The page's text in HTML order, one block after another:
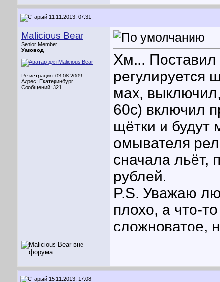
11.11.2013, 07:31
Malicious Bear
Senior Member
Уазовод
Регистрация: 03.08.2009
Адрес: Екатеринбург
Сообщений: 321
Хм... Поставил
регулируется
мах,
60с) включил
щётки и
омывателя
сначала льёт,
рублей.
P.S. Уважаю
плохо, а что-
сложноватое,
15.11.2013, 17:08